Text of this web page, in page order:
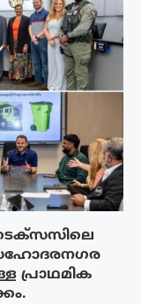
സഹോദരനഗര
പ്രാഥമിക